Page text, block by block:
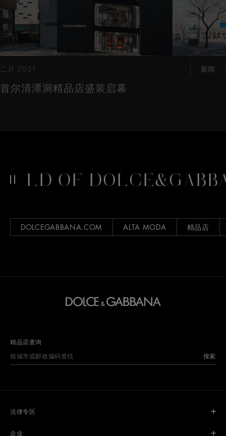
二月 2021 新闻
首尔清潭洞精品店盛装启幕
OF
DOLCEGABBANA.COM ALTA MODA 精品店
精品店查询
搜索
法律专区
企业